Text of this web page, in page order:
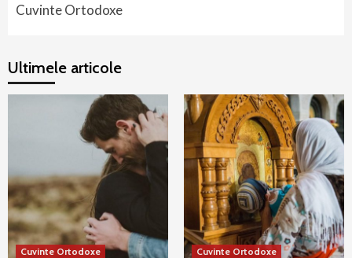
Cuvinte Ortodoxe
Ultimele articole
Cuvinte Ortodoxe Cuvinte Ortodoxe